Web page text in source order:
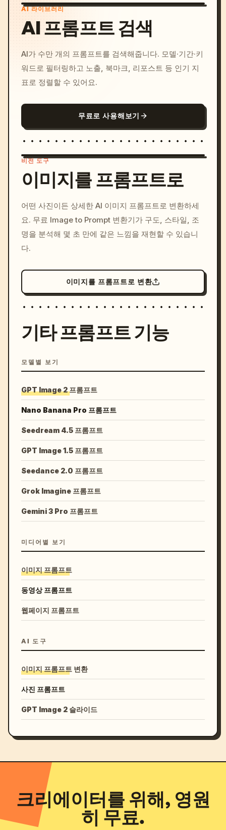
AI 라이브러리
AI 프롬프트 검색
AI가 수만 개의 프롬프트를 검색해줍니다. 모델·기간·키
워드로 필터링하고 노출, 북마크, 리포스트 등 인기 지
표로 정렬할 수 있어요.
무료로 사용해보기
c, cyberpunk sunset, neon
colors, 8k --v 6.0
비전 도구
이미지를 프롬프트로
어떤 사진이든 상세한 AI 이미지 프롬프트로 변환하세
요. 무료 Image to Prompt 변환기가 구도, 스타일, 조
명을 분석해 몇 초 만에 같은 느낌을 재현할 수 있습니
다.
이미지를 프롬프트로 변환
기타 프롬프트 기능
모델별 보기
GPT Image 2 프롬프트
Nano Banana Pro 프롬프트
Seedream 4.5 프롬프트
GPT Image 1.5 프롬프트
Seedance 2.0 프롬프트
Grok Imagine 프롬프트
Gemini 3 Pro 프롬프트
미디어별 보기
이미지 프롬프트
동영상 프롬프트
웹페이지 프롬프트
AI 도구
이미지 프롬프트 변환
사진 프롬프트
GPT Image 2 슬라이드
크리에이터를 위해, 영원
히 무료.